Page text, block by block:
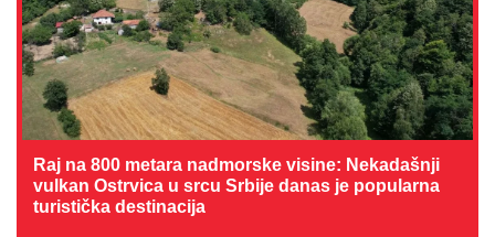
Raj na 800 metara nadmorske visine: Nekadašnji
vulkan Ostrvica u srcu Srbije danas je popularna
turistička destinacija